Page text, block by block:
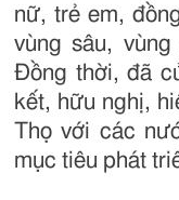
nữ, trẻ em,
vùng sâu,
Đồng thời, đã
kết, hữu nghị,
Thọ với các
mục tiêu phát